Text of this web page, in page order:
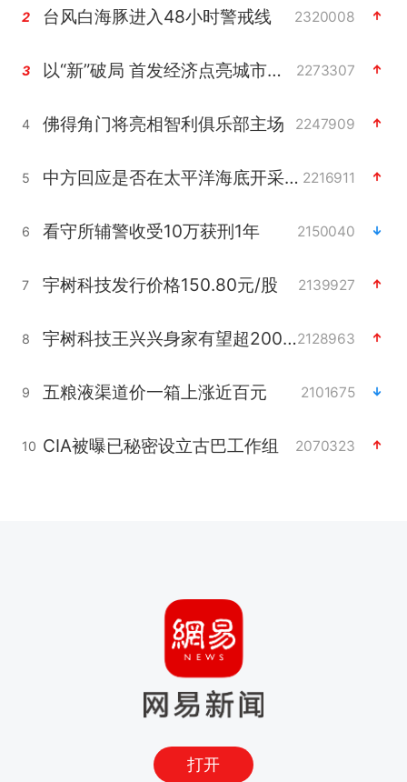
2 台风白海豚进入48小时警戒线 2320008
3 以“新”破局 首发经济点亮城市消费活力 2273307
4 佛得角门将亮相智利俱乐部主场 2247909
5 中方回应是否在太平洋海底开采稀土 2216911
6 看守所辅警收受10万获刑1年 2150040
7 宇树科技发行价格150.80元/股 2139927
8 宇树科技王兴兴身家有望超200亿元2128963
9 五粮液渠道价一箱上涨近百元 2101675
10 CIA被曝已秘密设立古巴工作组 2070323
打开